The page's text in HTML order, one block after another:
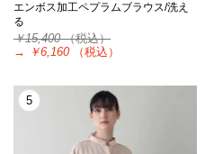
エンボス加工ペプラムブラウス/洗え
る
￥15,400（税込）
→
￥6,160 （税込）
5